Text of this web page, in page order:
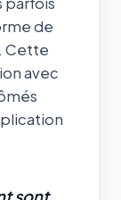
de
Cette
avec
sont